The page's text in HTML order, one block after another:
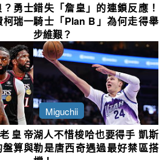
勇士
瑞一
錯失「詹皇」的連鎖反應！
騎士「Plan B」為何走得舉
步維艱？
皇帝
盤算與
Miguchii
湖人不惜梭哈也要得手 凱斯
勒是唐西奇遇過最好禁區搭